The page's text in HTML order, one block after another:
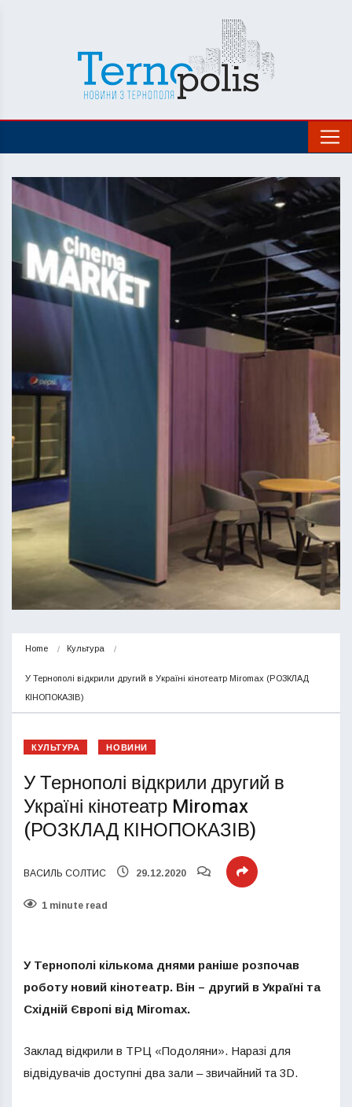
Home Культура
У Тернополі відкрили другий в Україні кінотеатр Miromax (РОЗКЛАД
КІНОПОКАЗІВ)
КУЛЬТУРА НОВИНИ
У Тернополі відкрили другий в
Україні кінотеатр Miromax
(РОЗКЛАД КІНОПОКАЗІВ)
ВАСИЛЬ СОЛТИС 29.12.2020
1 minute read
У Тернополі кількома днями раніше розпочав
роботу новий кінотеатр. Він – другий в Україні та
Східній Європі від Miromax.
Заклад відкрили в ТРЦ «Подоляни». Наразі для
відвідувачів доступні два зали – звичайний та 3D.